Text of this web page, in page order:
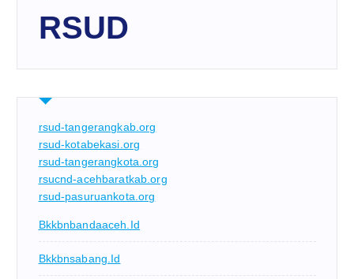
RSUD
rsud-tangerangkab.org
rsud-kotabekasi.org
rsud-tangerangkota.org
rsucnd-acehbaratkab.org
rsud-pasuruankota.org
Bkkbnbandaaceh.id
Bkkbnsabang.id